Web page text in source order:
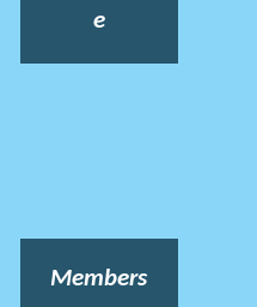
e
Members